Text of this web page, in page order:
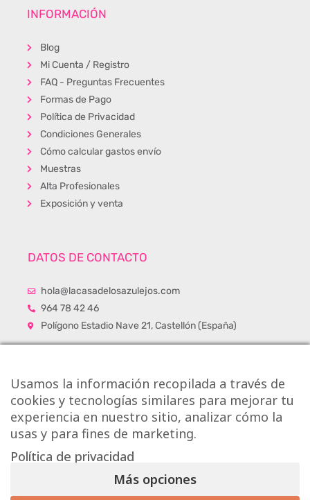
INFORMACIÓN
Blog
Mi Cuenta / Registro
FAQ - Preguntas Frecuentes
Formas de Pago
Política de Privacidad
Condiciones Generales
Cómo calcular gastos envío
Muestras
Alta Profesionales
Exposición y venta
DATOS DE CONTACTO
hola@lacasadelosazulejos.com
964 78 42 46
Polígono Estadio Nave 21, Castellón (España)
Usamos la información recopilada a través de
cookies y tecnologías similares para mejorar tu
experiencia en nuestro sitio, analizar cómo la
usas y para fines de marketing.
Política de privacidad
Más opciones